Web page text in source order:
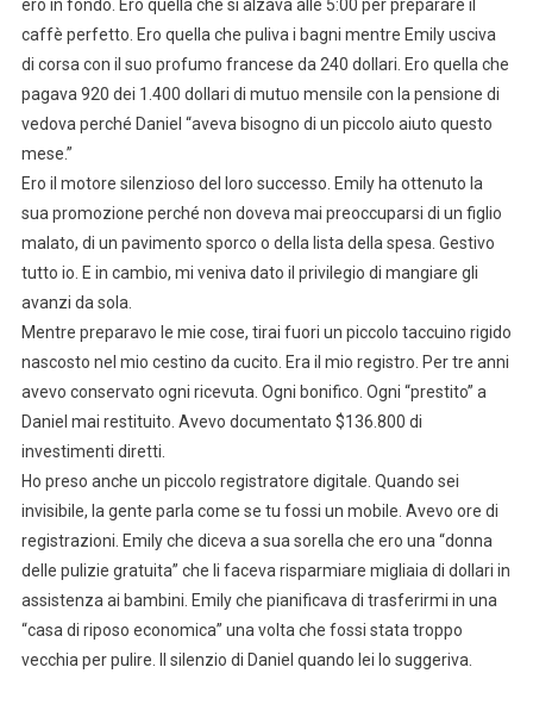
ero in fondo. Ero quella che si alzava alle 5:00 per preparare il
caffè perfetto. Ero quella che puliva i bagni mentre Emily usciva
di corsa con il suo profumo francese da 240 dollari. Ero quella che
pagava 920 dei 1.400 dollari di mutuo mensile con la pensione di
vedova perché Daniel “aveva bisogno di un piccolo aiuto questo
mese.”
Ero il motore silenzioso del loro successo. Emily ha ottenuto la
sua promozione perché non doveva mai preoccuparsi di un figlio
malato, di un pavimento sporco o della lista della spesa. Gestivo
tutto io. E in cambio, mi veniva dato il privilegio di mangiare gli
avanzi da sola.
Mentre preparavo le mie cose, tirai fuori un piccolo taccuino rigido
nascosto nel mio cestino da cucito. Era il mio registro. Per tre anni
avevo conservato ogni ricevuta. Ogni bonifico. Ogni “prestito” a
Daniel mai restituito. Avevo documentato $136.800 di
investimenti diretti.
Ho preso anche un piccolo registratore digitale. Quando sei
invisibile, la gente parla come se tu fossi un mobile. Avevo ore di
registrazioni. Emily che diceva a sua sorella che ero una “donna
delle pulizie gratuita” che li faceva risparmiare migliaia di dollari in
assistenza ai bambini. Emily che pianificava di trasferirmi in una
“casa di riposo economica” una volta che fossi stata troppo
vecchia per pulire. Il silenzio di Daniel quando lei lo suggeriva.